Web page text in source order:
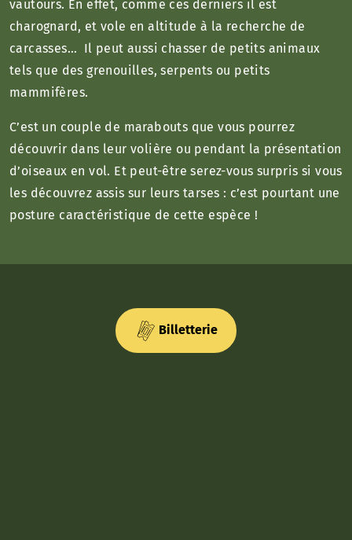
vautours. En effet, comme ces derniers il est
charognard, et vole en altitude à la recherche de
carcasses… Il peut aussi chasser de petits animaux
tels que des grenouilles, serpents ou petits
mammifères.
C’est un couple de marabouts que vous pourrez
découvrir dans leur volière ou pendant la présentation
d’oiseaux en vol. Et peut-être serez-vous surpris si vous
les découvrez assis sur leurs tarses : c’est pourtant une
posture caractéristique de cette espèce !
Billetterie